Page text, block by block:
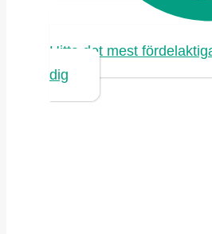
Hitta det mest
dig